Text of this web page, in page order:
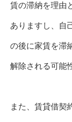
賃の滞納を理由
ありますし、自
の後に家賃を滞
解除される可能
また、賃貸借契